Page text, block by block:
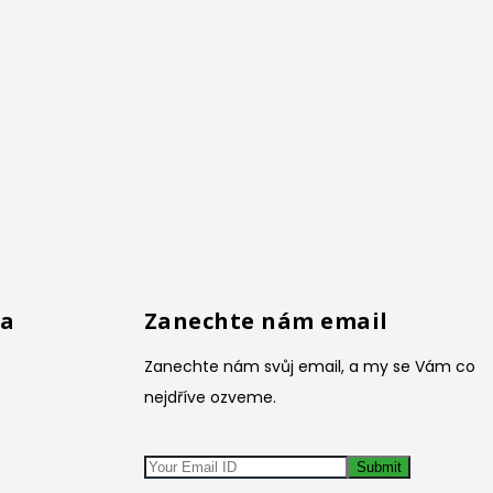
Zanechte nám email
Zanechte nám svůj email, a my se Vám co
nejdříve ozveme.